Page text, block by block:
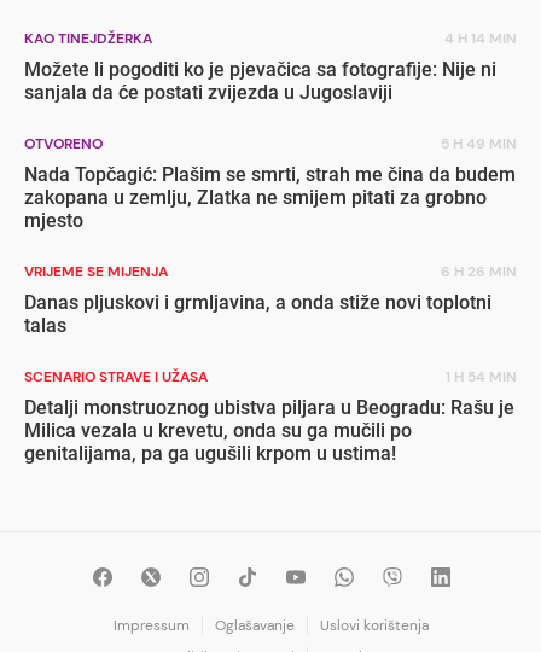
KAO TINEJDŽERKA 4 H 14 MIN
Možete li pogoditi ko je pjevačica sa fotografije: Nije ni
sanjala da će postati zvijezda u Jugoslaviji
OTVORENO 5 H 49 MIN
Nada Topčagić: Plašim se smrti, strah me čina da budem
zakopana u zemlju, Zlatka ne smijem pitati za grobno
mjesto
VRIJEME SE MIJENJA 6 H 26 MIN
Danas pljuskovi i grmljavina, a onda stiže novi toplotni
talas
SCENARIO STRAVE I UŽASA 1 H 54 MIN
Detalji monstruoznog ubistva piljara u Beogradu: Rašu je
Milica vezala u krevetu, onda su ga mučili po
genitalijama, pa ga ugušili krpom u ustima!
Impressum Oglašavanje
Uslovi korištenja